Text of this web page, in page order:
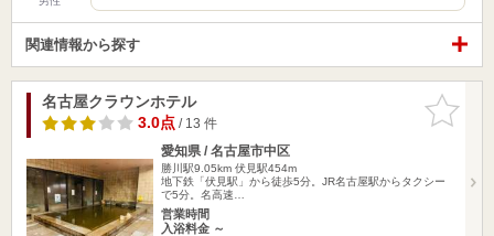
関連情報から探す
お気に入
りに追加
名古屋クラウンホテル
3.0点/ 13 件
愛知県 / 名古屋市中区
勝川駅9.05km 伏見駅454m
地下鉄「伏見駅」から徒歩5分。JR名古屋駅からタクシー
で5分。名高速…
営業時間
入浴料金 ～